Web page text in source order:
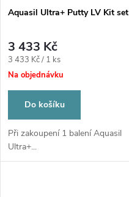
Aquasil Ultra+ Putty LV Kit set
3 433 Kč
Měrná
cena:
3 433 Kč / 1 ks
Na objednávku
Do košíku
Při zakoupení 1 balení Aquasil
Ultra+...